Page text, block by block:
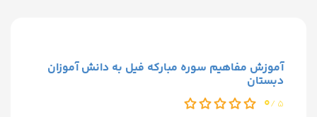
آموزش مفاهیم سوره مبارکه فیل به دانش آموزان
دبستان
5 /
0